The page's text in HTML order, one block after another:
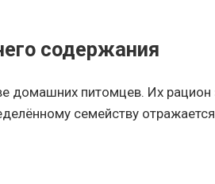
содержания
домашних питомцев. Их
семейству